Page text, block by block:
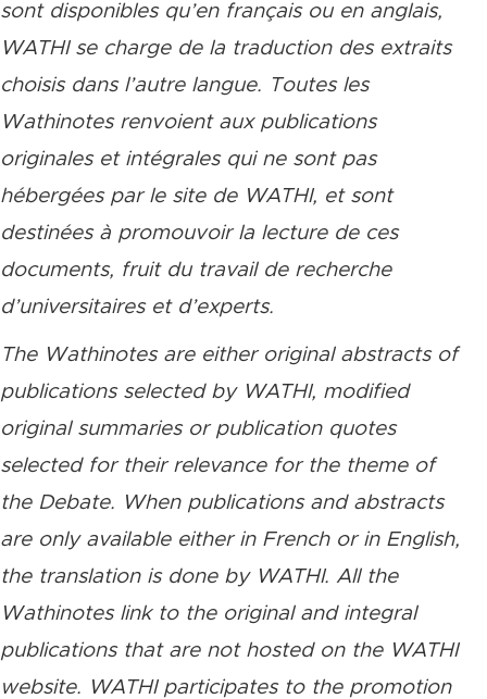
sont disponibles qu’en français ou en anglais,
WATHI se charge de la traduction des extraits
choisis dans l’autre langue. Toutes les
Wathinotes renvoient aux publications
originales et intégrales qui ne sont pas
hébergées par le site de WATHI, et sont
destinées à promouvoir la lecture de ces
documents, fruit du travail de recherche
d’universitaires et d’experts.
The Wathinotes are either original abstracts of
publications selected by WATHI, modified
original summaries or publication quotes
selected for their relevance for the theme of
the Debate. When publications and abstracts
are only available either in French or in English,
the translation is done by WATHI. All the
Wathinotes link to the original and integral
publications that are not hosted on the WATHI
website. WATHI participates to the promotion